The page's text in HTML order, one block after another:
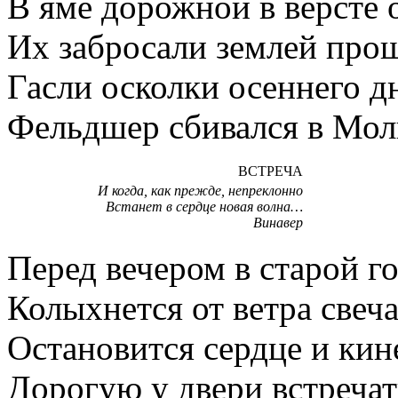
Их забросали землей
Гасли осколки осеннего
Фельдшер сбивался в
ВСТРЕЧА
И когда, как прежде, непреклонно
Встанет в сердце новая волна…
Винавер
Перед вечером в старой
Колыхнется от ветра
Остановится сердце и
Дорогую у двери